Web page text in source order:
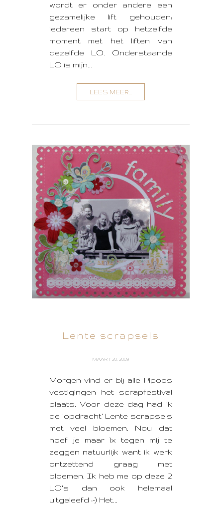
wordt er onder andere een
gezamelijke lift gehouden;
iedereen start op hetzelfde
moment met het liften van
dezelfde LO. Onderstaande
LO is mijn...
LEES MEER...
Lente scrapsels
MAART 20, 2009
Morgen vind er bij alle Pipoos
vestigingen het scrapfestival
plaats. Voor deze dag had ik
de 'opdracht' Lente scrapsels
met veel bloemen. Nou dat
hoef je maar 1x tegen mij te
zeggen natuurlijk want ik werk
ontzettend graag met
bloemen. Ik heb me op deze 2
LO's dan ook helemaal
uitgeleefd :-) Het...